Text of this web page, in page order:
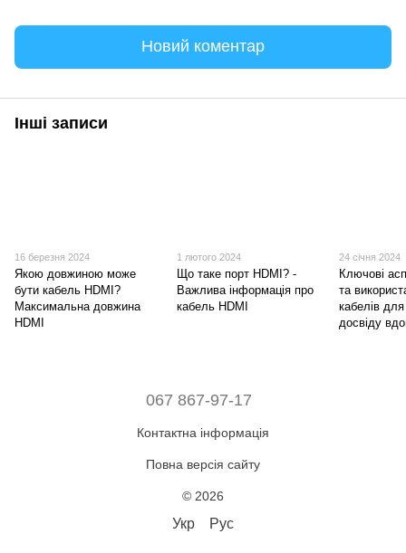
Новий коментар
Інші записи
16 березня 2024
Якою довжиною може
бути кабель HDMI?
Максимальна довжина
HDMI
1 лютого 2024
Що таке порт HDMI? -
Важлива інформація про
кабель HDMI
24 січня 2024
Ключові
та
кабелів
досвіду
067 867-97-17
Контактна інформація
Повна версія сайту
© 2026
Укр Рус